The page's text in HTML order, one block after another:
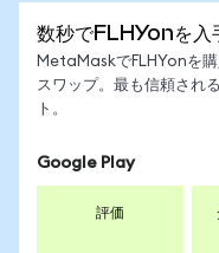
数秒でFLHYonを入
MetaMaskでFLHYonを購
スワップ。最も信頼され
ト。
Google Play
評価